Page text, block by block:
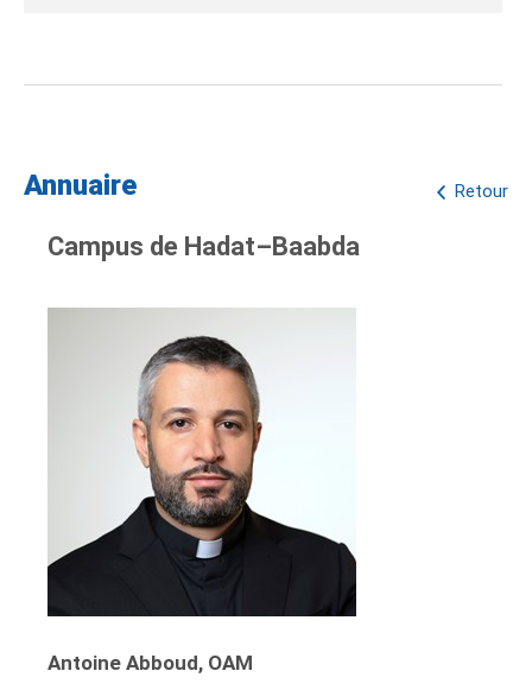
Retour
Annuaire
Campus de Hadat–Baabda
Antoine Abboud, OAM